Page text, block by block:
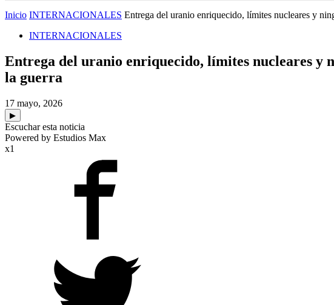
Inicio INTERNACIONALES Entrega del uranio enriquecido, límites nucleares y
INTERNACIONALES
Entrega del uranio enriquecido, límites nucleares y
la guerra
17 mayo, 2026
▶
Escuchar esta noticia
Powered by Estudios Max
x1